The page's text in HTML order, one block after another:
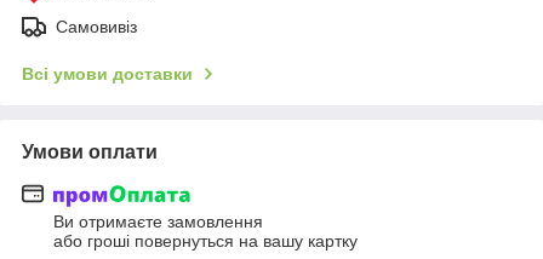
Самовивіз
Всі умови доставки
Умови оплати
Ви отримаєте замовлення
або гроші повернуться на вашу картку